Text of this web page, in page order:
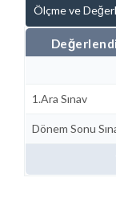
Ölçme ve
1.Ara Sınav
Dönem Sonu